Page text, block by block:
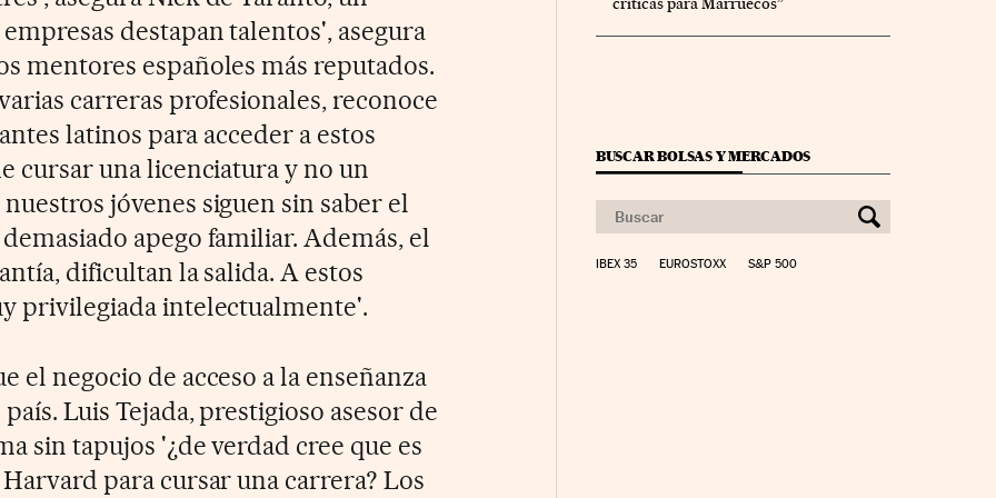
destapan talentos', asegura
mentores españoles más reputados.
carreras profesionales, reconoce
latinos para acceder a estos
cursar una licenciatura y no un
jóvenes siguen sin saber el
apego familiar. Además, el
dificultan la salida. A estos
privilegiada intelectualmente'.
el negocio de acceso a la enseñanza
Luis Tejada, prestigioso asesor de
sin tapujos '¿de verdad cree que es
para cursar una carrera? Los
BUSCAR BOLSAS Y MERCADOS
IBEX 35 EUROSTOXX S&P 500